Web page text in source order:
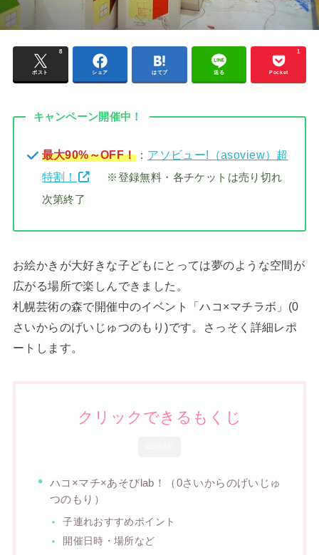
ポスト
8
シェア はてブ 送る Pocket
1
キャンペーン開催中！
最大90%～OFF！： アソビュー!（asoview）超
特割！
※登録無料・各チケットは売り切れ
次第終了
お絵かきが大好きな子どもにとっては夢のような空間が
広がる場所で楽しんできました。
札幌芸術の森で開催中のイベント「ハコ×マチラボ」(0
さいからのげいじゅつのもり)です。さっそく詳細レポ
ートします。
クリックできるもくじ
ハコ×マチ×あそびlab！（0さいからのげいじゅ
つのもり）
子連れおすすめポイント
開催日時・場所など